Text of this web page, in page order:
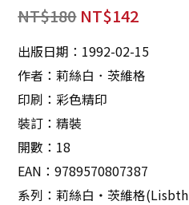
NT$180 NT$142
出版日期：1992-02-15
作者：莉絲白．茨維格
印刷：彩色精印
裝訂：精裝
開數：18
EAN：9789570807387
系列：莉絲白‧茨維格(Lisbth